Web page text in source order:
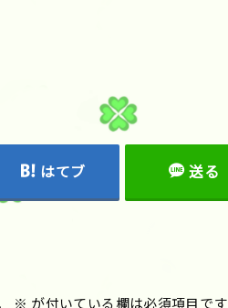
はてブ 送る
※ が付いている欄は必須項目です